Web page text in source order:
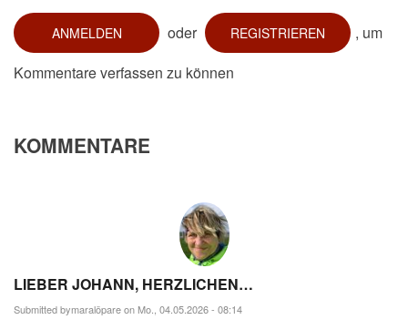
ANMELDEN oder REGISTRIEREN
, um
Kommentare verfassen zu können
KOMMENTARE
LIEBER JOHANN, HERZLICHEN…
Submitted bymaralöpareon Mo., 04.05.2026 - 08:14